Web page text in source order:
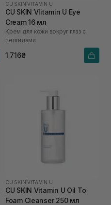
CU SKIN |VITAMIN U
CU SKIN VIitamin U Eye
Cream 16 мл
Крем для кожи вокруг глаз с
пептидами
1 716₴
CU SKIN |VITAMIN U
CU SKIN Vitamin U Oil To
Foam Cleanser 250 мл